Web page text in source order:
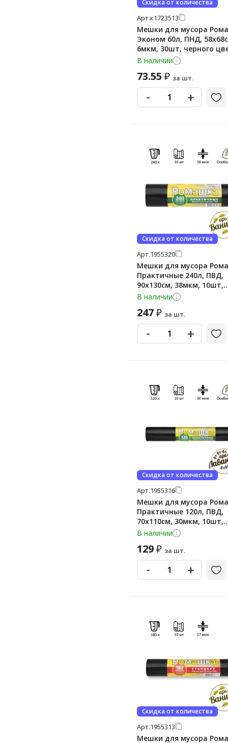
Скидка от количества
Арт.к1723513
Мешки для мусора
Эконом 60л, ПНД,
6мкм, 30шт, черного
рулоне
В наличии
73.55 ₽ за шт.
- +
Скидка от количества
Арт.1955320
Мешки для мусора
Практичные 240л, ПВД,
90х130см, 38мкм, 10шт,
черного цвета, в
В наличии
247₽ за шт.
- +
Скидка от количества
Арт.1955316
Мешки для мусора
Практичные 120л, ПВД,
70х110см, 30мкм, 10шт,
черного цвета, в
В наличии
129₽ за шт.
- +
Скидка от количества
Арт.1955313
Мешки для мусора